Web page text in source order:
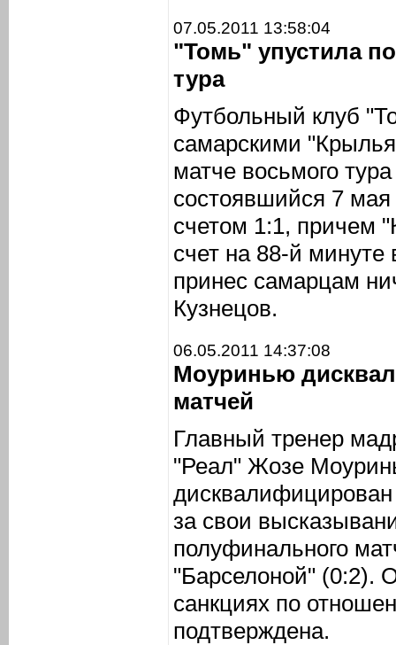
07.05.2011 13:58:04
"Томь" упустила
тура
Футбольный клуб
самарскими
матче восьмого
состоявшийся 7
счетом 1:1, причем
счет на 88-й минуте
принес самарцам
Кузнецов.
06.05.2011 14:37:08
Моуринью
матчей
Главный тренер
"Реал" Жозе
за свои
полуфинального
"Барселоной" (0:2).
санкциях по
подтверждена.